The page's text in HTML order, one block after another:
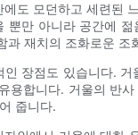
도 모던하고 세련된
만 아니라 공간에
재치의 조화로운
장점도 있습니다.
용합니다. 거울의 반
줍니다.